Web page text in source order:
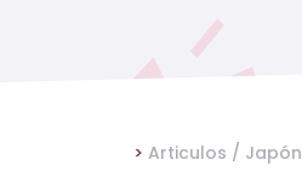
> Articulos / Japón